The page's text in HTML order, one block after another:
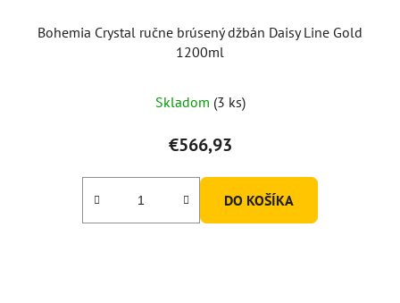
Bohemia Crystal ručne brúsený džbán Daisy Line Gold
1200ml
Skladom (3 ks)
€566,93
DO KOŠÍKA